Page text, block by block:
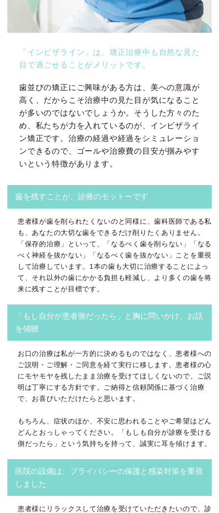
「インビザライン」は、矯正治療中も自然な見た
目で過ごせることがメリットです。
歯並びの矯正にご興味がある方は、美への意識が
高く、だからこそ治療中の見た目が気になること
が多いのではないでしょうか。そうした方々のた
め、私たちが力を入れているのが、インビザライ
ン矯正です。治療の経過や経過をシミュレーショ
ンできるので、ゴールや治療費の目安が掴みやす
いという特徴があります。
歯を残すことが、診療のモットーです
患者様が歯を削られたくないのと同様に、歯科医師である私
も、あなたの大切な歯をできるだけ削りたくありません。
「保存的治療」といって、「なるべく歯を削らない」「なる
べく神経を抜かない」「なるべく歯を抜かない」ことを重視
して治療しています。1本の歯も大切に治療することによっ
て、それ以外の歯にかかる負担も軽減し、より多くの歯を将
来に残すことが目標です。
「もし自分が患者側だったら」と胸に問いかけ、お話
を傾聴
お口の治療は私が一方的に決めるものではなく、患者様への
ご説明・ご理解・ご同意を経て実行に移します。患者様の心
にモヤモヤを残したまま治療を受けてほしくないので、ご説
明は丁寧にする方針です。ご納得と信頼関係に基づく治療
で、お喜びいただけたらと思います。
もちろん、症状のほか、不安に思われることやご希望はどん
どんとおっしゃってください。「もしも自分が診療を受ける
側だったら」という気持ちを持って、誠実に耳を傾けます。
医院の設備は、プライバシーの保護と感染対策を重視
しました
患者様にリラックスして治療を受けていただきたいので、診